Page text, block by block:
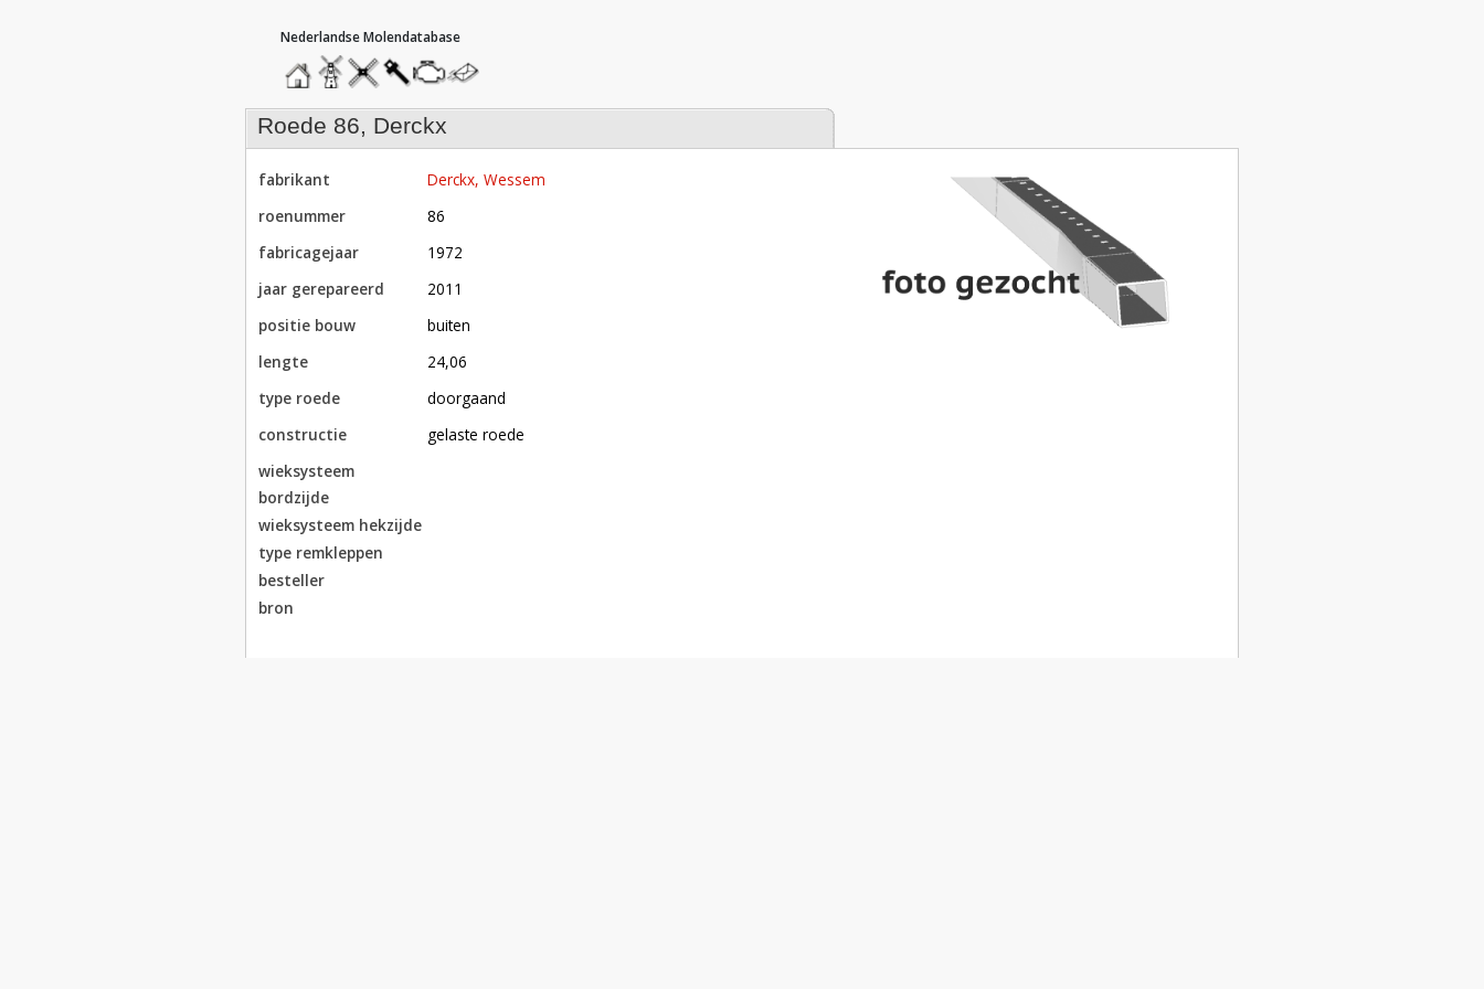
hoofdmenu
homemolendatabase
roedendatabase
assendatabase
motorendatabase
stuur
een
bericht
roede 86, Derckx
fabrikant
Derckx, Wessem
roenummer
86
fabricagejaar
1972
jaar gerepareerd
2011
positie bouw
buiten
lengte
24,06
type roede
doorgaand
constructie
gelaste roede
wieksysteem
bordzijde
wieksysteem hekzijde
type remkleppen
besteller
bron